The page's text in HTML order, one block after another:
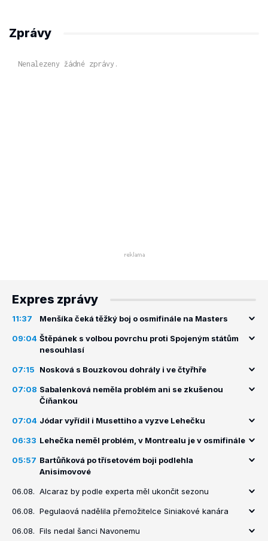
Zprávy
Nenalezeny žádné zprávy.
Expres zprávy
11:37 Menšíka čeká těžký boj o osmifinále na Masters
09:04 Štěpánek s volbou povrchu proti Spojeným státům
nesouhlasí
07:15 Nosková s Bouzkovou dohrály i ve čtyřhře
07:08 Sabalenková neměla problém ani se zkušenou
Číňankou
07:04 Jódar vyřídil i Musettiho a vyzve Lehečku
06:33 Lehečka neměl problém, v Montrealu je v osmifinále
05:57 Bartůňková po třísetovém boji podlehla
Anisimovové
06.08. Alcaraz by podle experta měl ukončit sezonu
06.08. Pegulaová nadělila přemožitelce Siniakové kanára
06.08. Fils nedal šanci Navonemu